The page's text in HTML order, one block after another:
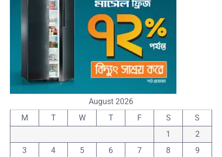
August 2026
M
T W T F S
S
1
2
3
4 5 6 7 8
9